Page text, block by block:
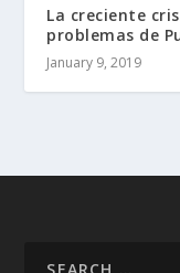
La creciente
problemas de
January 9, 2019